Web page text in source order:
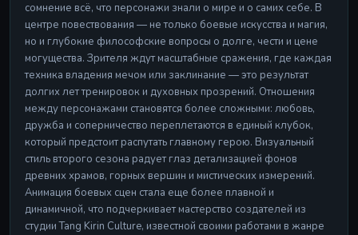
сомнение всё, что персонажи знали о мире и о самих себе. В
центре повествования — не только боевые искусства и магия,
но и глубокие философские вопросы о долге, чести и цене
могущества. Зрителя ждут масштабные сражения, где каждая
техника владения мечом или заклинание — это результат
долгих лет тренировок и духовных прозрений. Отношения
между персонажами становятся более сложными: любовь,
дружба и соперничество переплетаются в единый клубок,
который предстоит распутать главному герою. Визуальный
стиль второго сезона радует глаз детализацией фонов
древних храмов, горных вершин и мистических измерений.
Анимация боевых сцен стала еще более плавной и
динамичной, что подчеркивает мастерство создателей из
студии Tang Kirin Culture, известной своими работами в жанре